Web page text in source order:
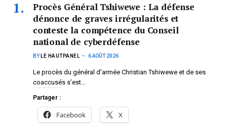
Procès Général Tshiwewe : La défense
dénonce de graves irrégularités et
conteste la compétence du Conseil
national de cyberdéfense
BY LE HAUTPANEL 6 AOÛT 2026
Le procès du général d’armée Christian Tshiwewe et de ses
coaccusés s’est…
Partager :
Facebook X